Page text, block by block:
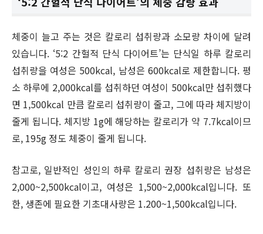
체중이 늘고 주는 것은 칼로리 섭취량과 소모량 차이에 달려
있습니다. ‘5:2 간헐적 단식 다이어트’는 단식일 하루 칼로리
섭취량을 여성은 500kcal, 남성은 600kcal로 제한합니다. 평
소 하루에 2,000kcal를 섭취하던 여성이 500kcal만 섭취했다
면 1,500kcal 만큼 칼로리 섭취량이 줄고, 그에 따라 체지방이
줄게 됩니다. 체지방 1g에 해당하는 칼로리가 약 7.7kcal이므
로, 195g 정도 체중이 줄게 됩니다.
참고로, 일반적인 성인의 하루 칼로리 권장 섭취량은 남성은
2,000~2,500kcal이고, 여성은 1,500~2,000kcal입니다. 또
한, 생존에 필요한 기초대사량은 1.200~1,500kcal입니다.